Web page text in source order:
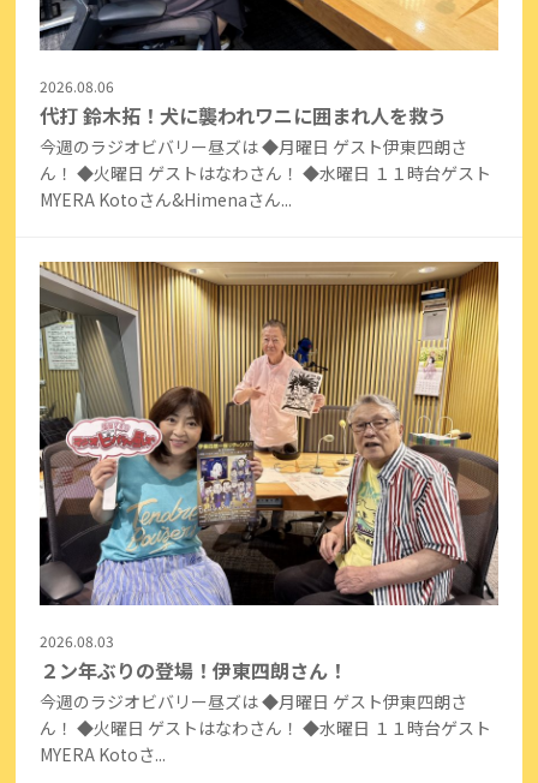
2026.08.06
代打 鈴木拓！犬に襲われワニに囲まれ人を救う
今週のラジオビバリー昼ズは ◆月曜日 ゲスト伊東四朗さ
ん！ ◆火曜日 ゲストはなわさん！ ◆水曜日 １１時台ゲスト
MYERA Kotoさん&Himenaさん...
2026.08.03
２ン年ぶりの登場！伊東四朗さん！
今週のラジオビバリー昼ズは ◆月曜日 ゲスト伊東四朗さ
ん！ ◆火曜日 ゲストはなわさん！ ◆水曜日 １１時台ゲスト
MYERA Kotoさ...